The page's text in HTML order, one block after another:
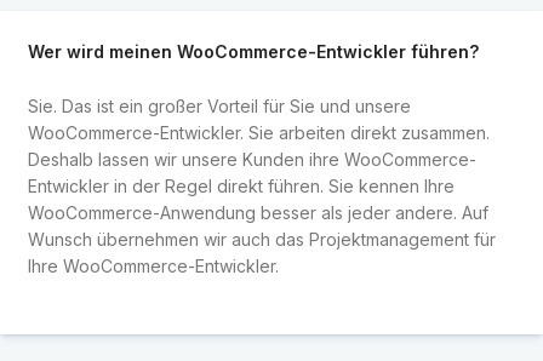
Wer wird meinen WooCommerce-Entwickler führen?
Sie. Das ist ein großer Vorteil für Sie und unsere
WooCommerce-Entwickler. Sie arbeiten direkt zusammen.
Deshalb lassen wir unsere Kunden ihre WooCommerce-
Entwickler in der Regel direkt führen. Sie kennen Ihre
WooCommerce-Anwendung besser als jeder andere. Auf
Wunsch übernehmen wir auch das Projektmanagement für
Ihre WooCommerce-Entwickler.